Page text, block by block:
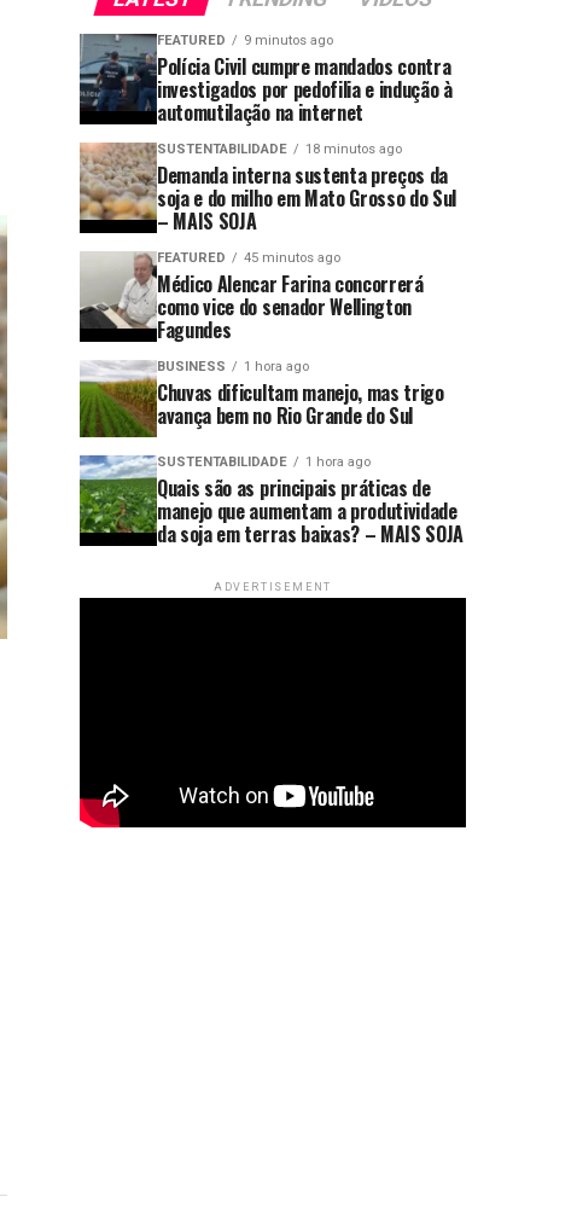
FEATURED 9 minutos ago
Polícia Civil cumpre mandados contra
investigados por pedofilia e indução à
automutilação na internet
SUSTENTABILIDADE 18 minutos ago
Demanda interna sustenta preços da
soja e do milho em Mato Grosso do Sul
– MAIS SOJA
FEATURED 45 minutos ago
Médico Alencar Farina concorrerá
como vice do senador Wellington
Fagundes
BUSINESS 1 hora ago
Chuvas dificultam manejo, mas trigo
avança bem no Rio Grande do Sul
SUSTENTABILIDADE 1 hora ago
Quais são as principais práticas de
manejo que aumentam a produtividade
da soja em terras baixas? – MAIS SOJA
ADVERTISEMENT